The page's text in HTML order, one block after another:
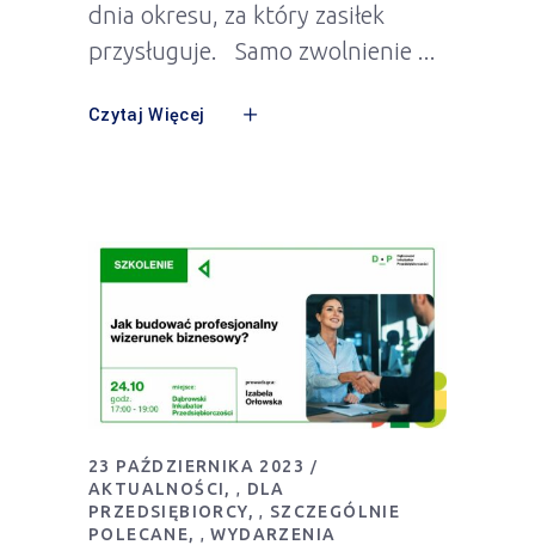
dnia okresu, za który zasiłek
przysługuje. Samo zwolnienie
Czytaj Więcej
23 PAŹDZIERNIKA 2023
AKTUALNOŚCI
,
DLA
PRZEDSIĘBIORCY
, SZCZEGÓLNIE
POLECANE
,WYDARZENIA